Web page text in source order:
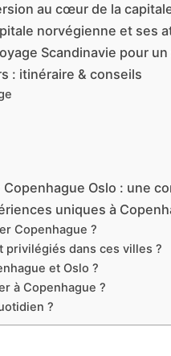
au cœur de la
norvégienne et ses
Scandinavie pour
: itinéraire & conseils
Oslo : une
uniques à
Copenhague ?
privilégiés dans ces villes ?
et Oslo ?
à Copenhague ?
?